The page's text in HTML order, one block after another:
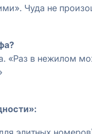
Чуда не
«Раз в нежилом